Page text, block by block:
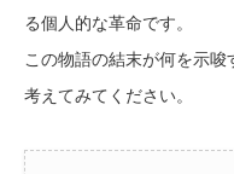
る個人的な革命です。
この物語の結末が何を示唆
考えてみてください。